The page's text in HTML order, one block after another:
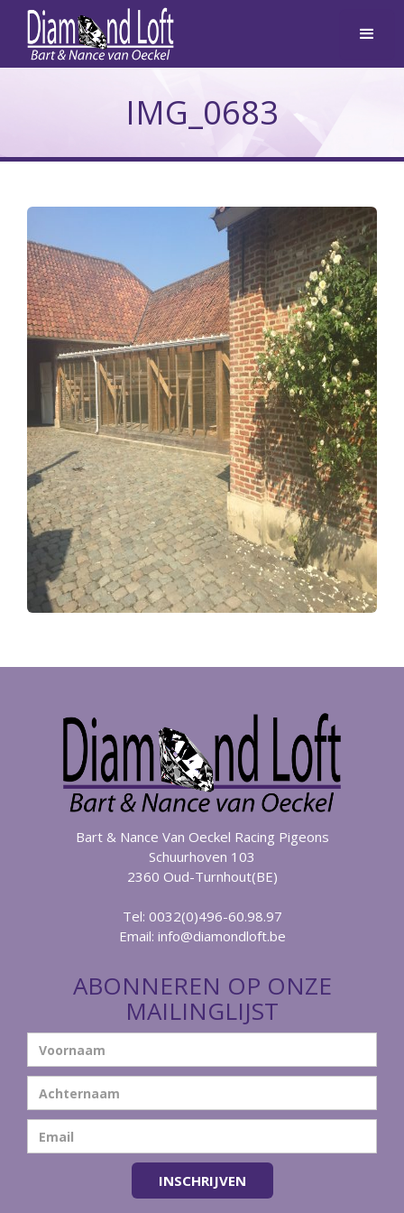
IMG_0683
Bart & Nance Van Oeckel Racing Pigeons
Schuurhoven 103
2360 Oud-Turnhout(BE)
Tel: 0032(0)496-60.98.97
Email: info@diamondloft.be
ABONNEREN OP ONZE
MAILINGLIJST